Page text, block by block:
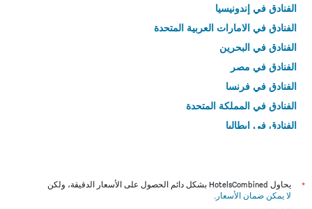
الفنادق في إندونيسيا
الفنادق في الامارات العربية المتحدة
الفنادق في البحرين
الفنادق في مصر
الفنادق في فرنسا
الفنادق في المملكة المتحدة
الفنادق في إيطاليا
*
يحاول HotelsCombined بشكل دائم الحصول على الأسعار الدقيقة، ولكن
لا يمكن ضمان الأسعار .